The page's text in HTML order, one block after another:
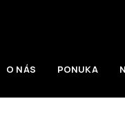
O NÁS PONUKA